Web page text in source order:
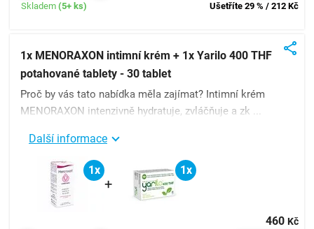
Skladem (5+ ks) Ušetříte 29 % / 212 Kč
1x MENORAXON intimní krém + 1x Yarilo 400 THF
potahované tablety - 30 tablet
Proč by vás tato nabídka měla zajímat? Intimní krém
MENORAXON intenzivně hydratuje, zvláčňuje a zk ...
Další informace
1x
+
1x
460 Kč